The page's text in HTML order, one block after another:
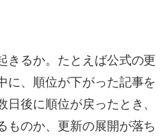
きるか。たとえば公式の更
に、順位が下がった記事を
後に順位が戻ったとき、
ものか、更新の展開が落ち